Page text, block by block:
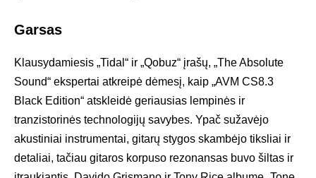
Garsas
Klausydamiesis „Tidal“ ir „Qobuz“ įrašų, „The Absolute
Sound“ ekspertai atkreipė dėmesį, kaip „AVM CS8.3
Black Edition“ atskleidė geriausias lempinės ir
tranzistorinės technologijų savybes. Ypač sužavėjo
akustiniai instrumentai, gitarų stygos skambėjo tiksliai ir
detaliai, tačiau gitaros korpuso rezonansas buvo šiltas ir